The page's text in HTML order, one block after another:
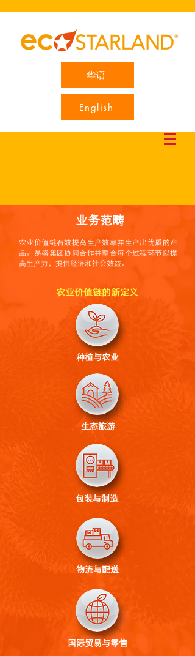
华语
English
业务范畴
农业价值链有效提高生产效率并生产出优质的产
品。易盛集团协同合作并整合每个过程环节以提
高生产力，提供经济和社会效益。
农业价值链的新定义
种植与农业
生态旅游
包装与制造
物流与配送
国际贸易与零售